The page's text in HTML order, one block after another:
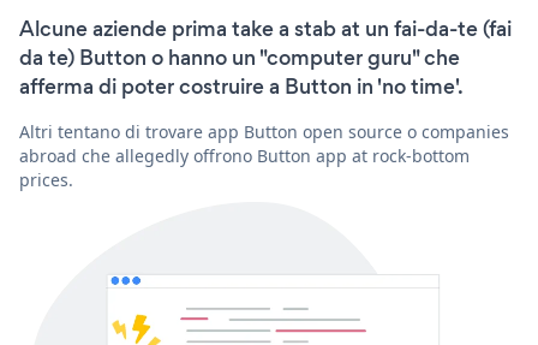
Alcune aziende prima take a stab at un fai-da-te (fai
da te) Button o hanno un "computer guru" che
afferma di poter costruire a Button in 'no time'.
Altri tentano di trovare app Button open source o companies
abroad che allegedly offrono Button app at rock-bottom
prices.